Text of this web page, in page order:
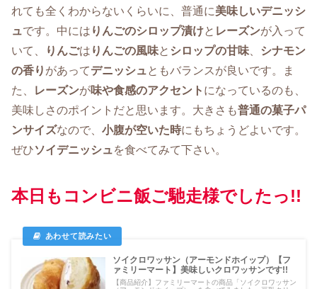
れても全くわからないくらいに、普通に美味しいデニッシ
ュです。中には りんごのシロップ漬けと レーズンが入って
いて、
りんごは りんごの風味と シロップの甘味
シナモン
の香り があってデニッシュ ともバランスが良いです。ま
た、
レーズンが味や食感のアクセント になっているのも、
美味しさのポイントだと思います。大きさも普通の菓子パ
ンサイズなので、 小腹が空いた時にもちょうどよいです。
ぜひソイデニッシュ を食べてみて下さい。
本日もコンビニ飯ご馳走様でしたっ!!
ソイクロワッサン（アーモンドホイップ）【フ
ァミリーマート】美味しいクロワッサンです!!
【商品紹介】ファミリーマートの商品「ソイクロワッサン